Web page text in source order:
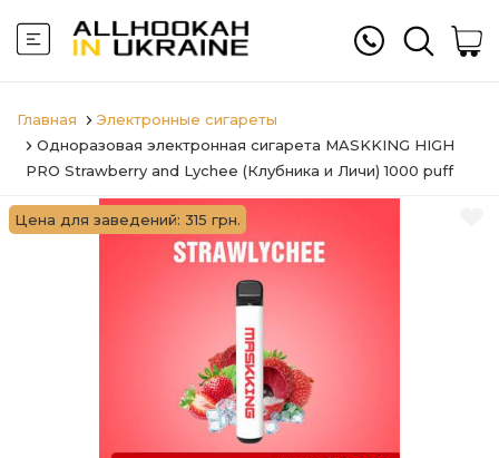
Главная
Электронные сигареты
Одноразовая электронная сигарета MASKKING HIGH
PRO Strawberry and Lychee (Клубника и Личи) 1000 puff
Цена для заведений: 315 грн.